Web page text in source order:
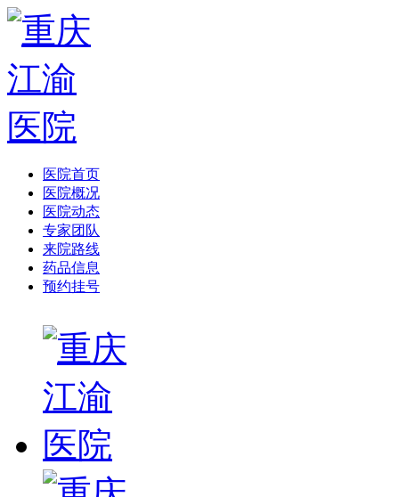
医院首页
医院概况
医院动态
专家团队
来院路线
药品信息
预约挂号